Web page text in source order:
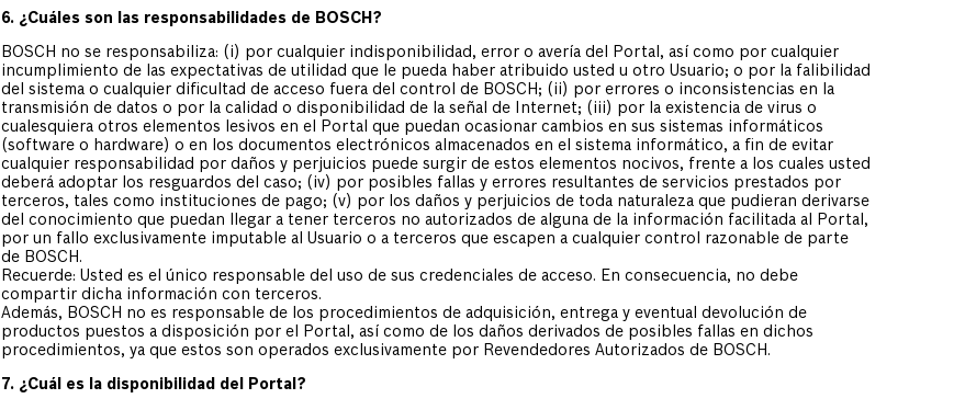
6. ¿Cuáles son las responsabilidades de BOSCH?
BOSCH no se responsabiliza: (i) por cualquier indisponibilidad, error o avería del Portal, así como por cualquier
incumplimiento de las expectativas de utilidad que le pueda haber atribuido usted u otro Usuario; o por la falibilidad
del sistema o cualquier dificultad de acceso fuera del control de BOSCH; (ii) por errores o inconsistencias en la
transmisión de datos o por la calidad o disponibilidad de la señal de Internet; (iii) por la existencia de virus o
cualesquiera otros elementos lesivos en el Portal que puedan ocasionar cambios en sus sistemas informáticos
(software o hardware) o en los documentos electrónicos almacenados en el sistema informático, a fin de evitar
cualquier responsabilidad por daños y perjuicios puede surgir de estos elementos nocivos, frente a los cuales usted
deberá adoptar los resguardos del caso; (iv) por posibles fallas y errores resultantes de servicios prestados por
terceros, tales como instituciones de pago; (v) por los daños y perjuicios de toda naturaleza que pudieran derivarse
del conocimiento que puedan llegar a tener terceros no autorizados de alguna de la información facilitada al Portal,
por un fallo exclusivamente imputable al Usuario o a terceros que escapen a cualquier control razonable de parte
de BOSCH.
Recuerde: Usted es el único responsable del uso de sus credenciales de acceso. En consecuencia, no debe
compartir dicha información con terceros.
Además, BOSCH no es responsable de los procedimientos de adquisición, entrega y eventual devolución de
productos puestos a disposición por el Portal, así como de los daños derivados de posibles fallas en dichos
procedimientos, ya que estos son operados exclusivamente por Revendedores Autorizados de BOSCH.
7. ¿Cuál es la disponibilidad del Portal?